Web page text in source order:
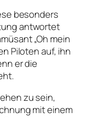
besonders
antwortet
„Oh mein
Piloten auf, ihn
er die
zu sein,
mit einem